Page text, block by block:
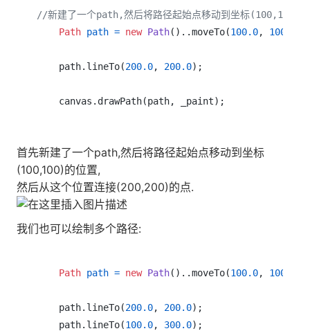
//新建了一个path,然后将路径起始点移动到坐标(100,100)
Path path = new Path()..moveTo(100.0, 100.0
    path.lineTo(
200.0, 200.0);
首先新建了一个path,然后将路径起始点移动到坐标
(100,100)的位置,
然后从这个位置连接(200,200)的点.
我们也可以绘制多个路径:
Path path = new Path()..moveTo(100.0, 100.0
    path.lineTo(
200.0, 200.0);
    path.lineTo(
100.0, 300.0);